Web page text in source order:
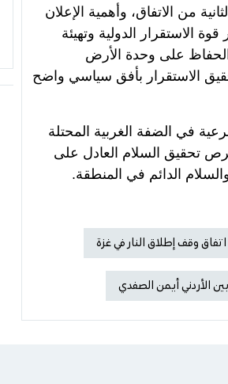
من الاتفاق، وأهمية الإعلان
الاستقرار الدولية وتهيئة
الحفاظ على وحدة الأرض
الاستقرار بأفق سياسي واضح
في الضفة الغربية المحتلة
تحقيق السلام العادل على
الدائم في المنطقة.
اتفاق وقف إطلاق النار في غزة
الأردني أيمن الصفدي